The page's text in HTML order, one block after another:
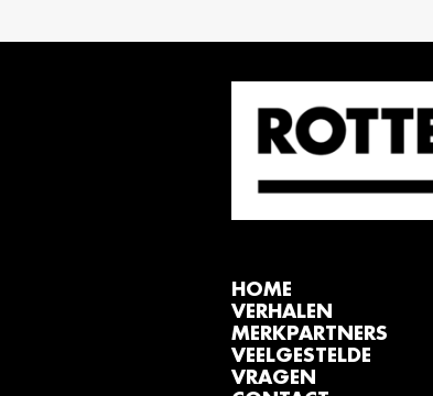
HOME
VERHALEN
MERKPARTNERS
VEELGESTELDE
VRAGEN